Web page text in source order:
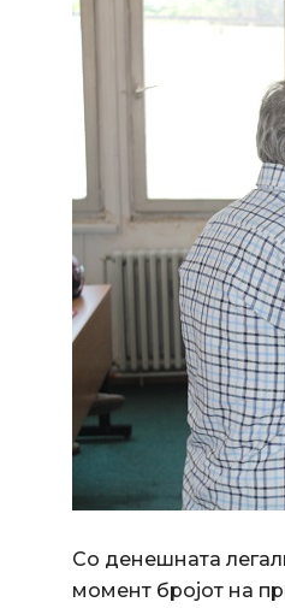
Со денешната
момент бројот на